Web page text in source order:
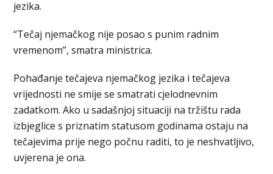
jezika.
“Tečaj njemačkog nije posao s punim radnim
vremenom”, smatra ministrica.
Pohađanje tečajeva njemačkog jezika i tečajeva
vrijednosti ne smije se smatrati cjelodnevnim
zadatkom. Ako u sadašnjoj situaciji na tržištu rada
izbjeglice s priznatim statusom godinama ostaju na
tečajevima prije nego počnu raditi, to je neshvatljivo,
uvjerena je ona.